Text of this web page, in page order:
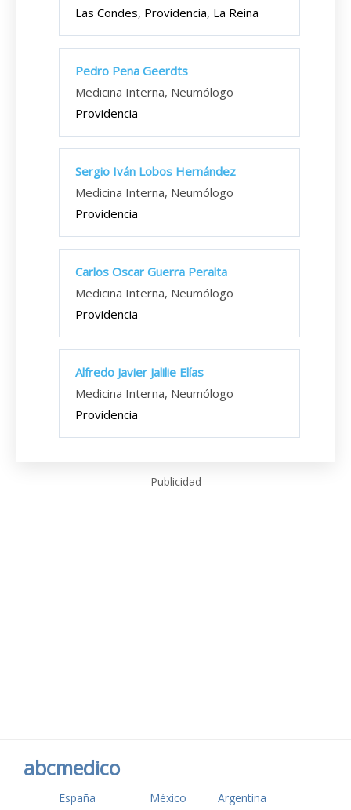
Las Condes, Providencia, La Reina
Pedro Pena Geerdts
Medicina Interna, Neumólogo
Providencia
Sergio Iván Lobos Hernández
Medicina Interna, Neumólogo
Providencia
Carlos Oscar Guerra Peralta
Medicina Interna, Neumólogo
Providencia
Alfredo Javier Jalilie Elías
Medicina Interna, Neumólogo
Providencia
Publicidad
abcmedico
España México Argentina